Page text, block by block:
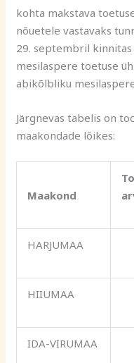
kohta makstava
nõuetele vastavaks
29. septembril kinnitas
mesilaspere toetuse
abikõlbliku
Järgnevas tabelis on
maakondade lõikes:
Maakond
HARJUMAA
HIIUMAA
IDA-VIRUMAA